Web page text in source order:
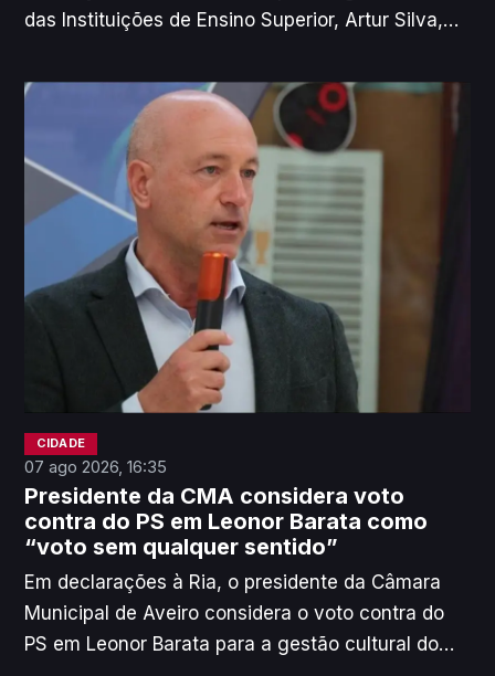
das Instituições de Ensino Superior, Artur Silva,
manifestou alguma preocupação face à
implementação do voto dos antigos alunos. O
responsável assinala que pode ser difícil
recensear centenas de milhares de pessoas e
que uma eleição pouco participada pode ser
“condicionada”.
CIDADE
07 ago 2026, 16:35
Presidente da CMA considera voto
contra do PS em Leonor Barata como
“voto sem qualquer sentido”
Em declarações à Ria, o presidente da Câmara
Municipal de Aveiro considera o voto contra do
PS em Leonor Barata para a gestão cultural do